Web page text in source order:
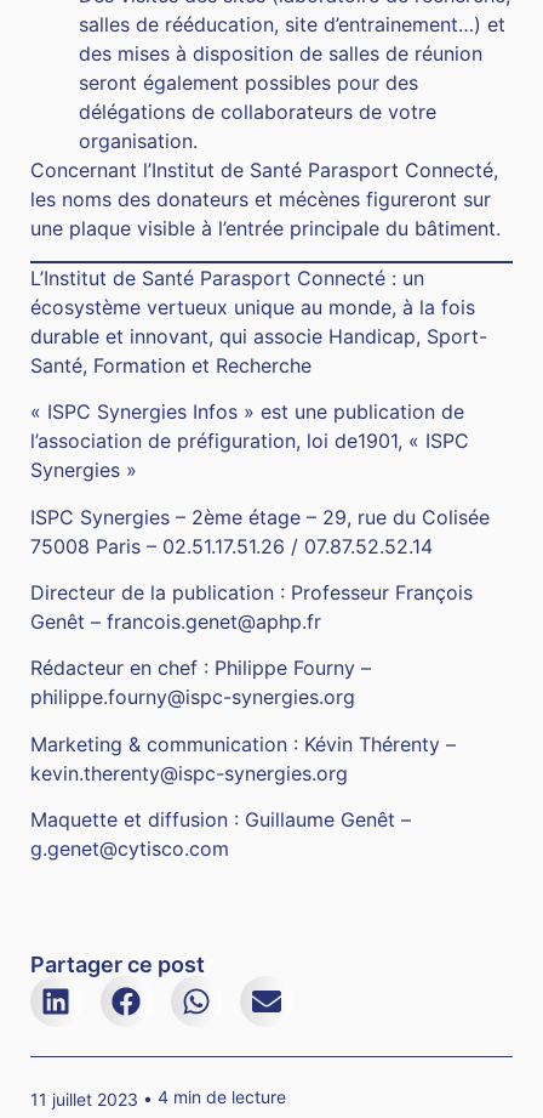
salles de rééducation, site d’entrainement…) et
des mises à disposition de salles de réunion
seront également possibles pour des
délégations de collaborateurs de votre
organisation.
Concernant l’Institut de Santé Parasport Connecté,
les noms des donateurs et mécènes figureront sur
une plaque visible à l’entrée principale du bâtiment.
L’Institut de Santé Parasport Connecté : un
écosystème vertueux unique au monde, à la fois
durable et innovant, qui associe Handicap, Sport-
Santé, Formation et Recherche
« ISPC Synergies Infos » est une publication de
l’association de préfiguration, loi de1901, « ISPC
Synergies »
ISPC Synergies – 2ème étage – 29, rue du Colisée
75008 Paris – 02.51.17.51.26 / 07.87.52.52.14
Directeur de la publication : Professeur François
Genêt – francois.genet@aphp.fr
Rédacteur en chef : Philippe Fourny –
philippe.fourny@ispc-synergies.org
Marketing & communication : Kévin Thérenty –
kevin.therenty@ispc-synergies.org
Maquette et diffusion : Guillaume Genêt –
g.genet@cytisco.com
Partager ce post
11 juillet 2023 • 4 min de lecture